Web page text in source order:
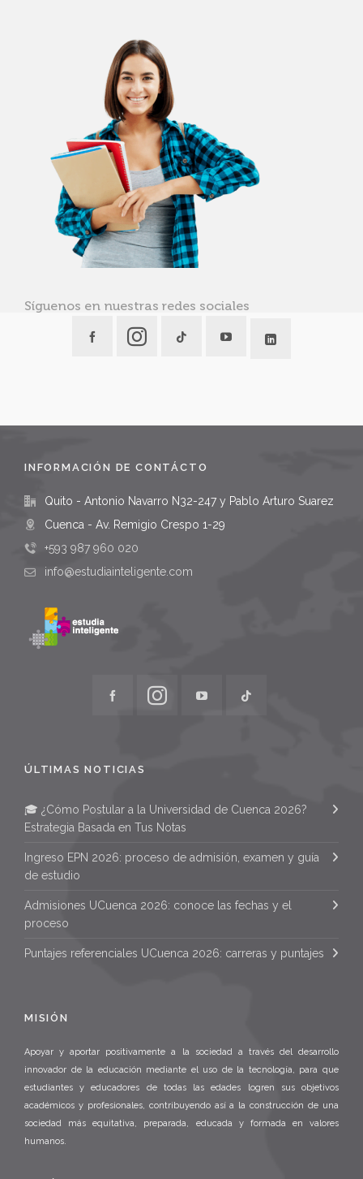
Síguenos en nuestras redes sociales
INFORMACIÓN DE CONTÁCTO
Quito - Antonio Navarro N32-247 y Pablo Arturo Suarez
Cuenca - Av. Remigio Crespo 1-29
+593 987 960 020
info@estudiainteligente.com
ÚLTIMAS NOTICIAS
🎓 ¿Cómo Postular a la Universidad de Cuenca 2026?
Estrategia Basada en Tus Notas
Ingreso EPN 2026: proceso de admisión, examen y guía
de estudio
Admisiones UCuenca 2026: conoce las fechas y el
proceso
Puntajes referenciales UCuenca 2026: carreras y puntajes
MISIÓN
Apoyar y aportar positivamente a la sociedad a través del desarrollo
innovador de la educación mediante el uso de la tecnología, para que
estudiantes y educadores de todas las edades logren sus objetivos
académicos y profesionales, contribuyendo así a la construcción de una
sociedad más equitativa, preparada, educada y formada en valores
humanos.